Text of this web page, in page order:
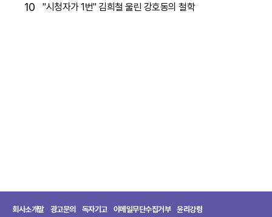
10 "시청자가 1번" 김희철 울린 강호동의 철학
회사소개말 광고문의 독자기고 이메일무단수집거부 윤리강령